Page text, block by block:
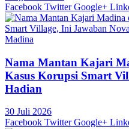
Facebook Twitter Google+
Madina
Nama Mantan Kajari
Kasus Korupsi Smart
Hadian
30 Juli 2026
Facebook Twitter Google+